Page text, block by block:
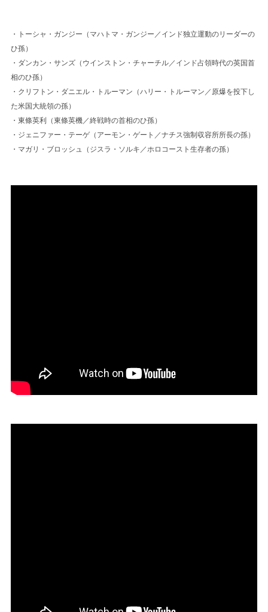
・トーシャ・ガンジー（マハトマ・ガンジー／インド独立運動のリーダーの
ひ孫）
・ダンカン・サンズ（ウインストン・チャーチル／インド占領時代の英国首
相のひ孫）
・クリフトン・ダニエル・トルーマン（ハリー・トルーマン／原爆を投下し
た米国大統領の孫）
・東條英利（東條英機／終戦時の首相のひ孫）
・ジェニファー・テーゲ（アーモン・ゲート／ナチス強制収容所所長の孫）
・マガリ・ブロッシュ（ジスラ・ソルキ／ホロコースト生存者の孫）